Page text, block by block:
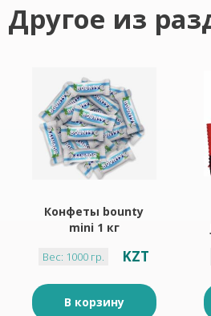
Другое из
Конфеты bounty
mini 1 кг
Вес: 1000 гр. KZT
В корзину